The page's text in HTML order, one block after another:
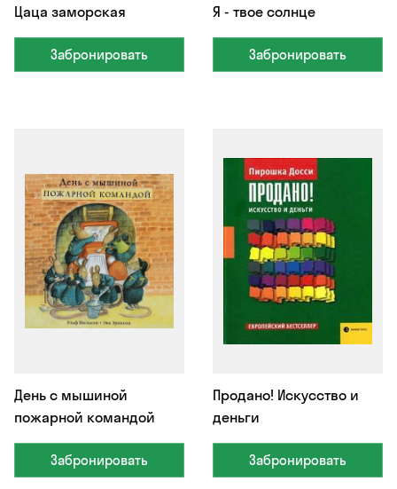
Цаца заморская
Забронировать
Я - твое солнце
Забронировать
День с мышиной
пожарной командой
Забронировать
Продано! Искусство и
деньги
Забронировать